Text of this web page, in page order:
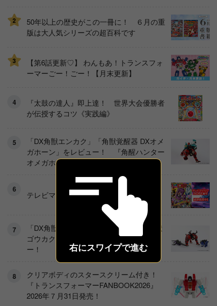
右にスワイプで進む
2
50年以上の歴史がこの一冊に！ ６月の重
版は大人気シリーズの超百科です
3
【第6話更新♡】 わんもあ！トランスフォ
ーマーごー！ごー！【月末更新】
『太鼓の達人』即上達！ 世界大会優勝者
が伝授するコツ《実践編》
「DX角獣エンカク」「角獣覚醒器 DXオメ
ガホーン」をレビュー！ 『角醒ハンター
オメガホーン』の玩具展開がスタート！
テレビマガジン2026年夏号発売!!
「DX角獣エンカク」と合体！ 「DX角獣
ゴウカク」「DX角獣ザンカク」をレビュ
ー！
クリアボディのスタースクリーム付き！
『トランスフォーマーFANBOOK2026』
2026年７月31日発売！